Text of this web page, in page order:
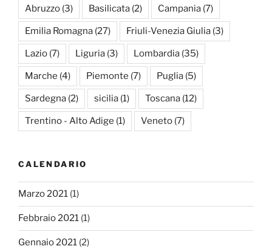
Abruzzo (3) Basilicata (2) Campania (7)
Emilia Romagna (27) Friuli-Venezia Giulia (3)
Lazio (7) Liguria (3) Lombardia (35)
Marche (4) Piemonte (7) Puglia (5)
Sardegna (2) sicilia (1) Toscana (12)
Trentino - Alto Adige (1) Veneto (7)
CALENDARIO
Marzo 2021 (1)
Febbraio 2021 (1)
Gennaio 2021 (2)